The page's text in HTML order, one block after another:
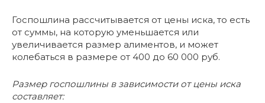
Госпошлина рассчитывается от цены иска, то есть
от суммы, на которую уменьшается или
увеличивается размер алиментов, и может
колебаться в размере от 400 до 60 000 руб.
Размер госпошлины в зависимости от цены иска
составляет: